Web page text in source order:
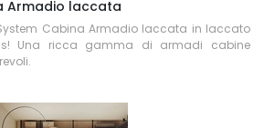
Armadio laccata
Cabina Armadio laccata in laccato
Una ricca gamma di armadi cabine